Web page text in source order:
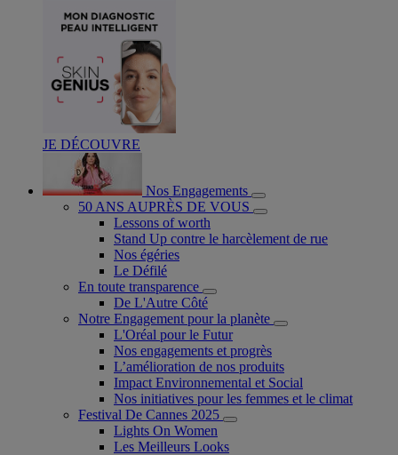
JE DÉCOUVRE
Nos Engagements
50 ANS AUPRÈS DE VOUS
Lessons of worth
Stand Up contre le harcèlement de rue
Nos égéries
Le Défilé
En toute transparence
De L'Autre Côté
Notre Engagement pour la planète
L'Oréal pour le Futur
Nos engagements et progrès
L’amélioration de nos produits
Impact Environnemental et Social
Nos initiatives pour les femmes et le climat
Festival De Cannes 2025
Lights On Women
Les Meilleurs Looks